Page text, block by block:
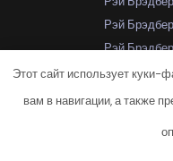
Рэй
Рэй
Рэй
Рэй
Рэй
Рэй
Этот сайт использует куки-
вам в навигации, а также